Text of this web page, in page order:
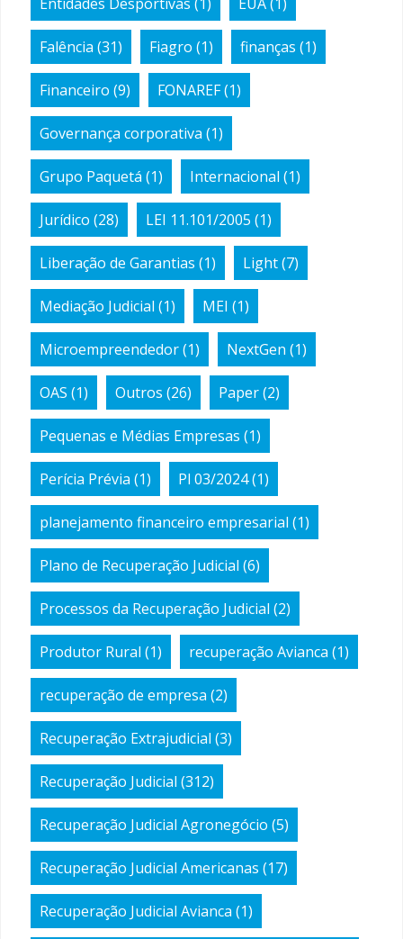
Falência (31) Fiagro (1) finanças (1)
Financeiro (9) FONAREF(1)
Governança corporativa (1)
Grupo Paquetá (1) Internacional (1)
Jurídico (28) LEI 11.101/2005 (1)
Liberação de Garantias (1) Light(7)
Mediação Judicial (1) MEI (1)
Microempreendedor(1) NextGen (1)
OAS (1) Outros (26) Paper(2)
Pequenas e Médias Empresas (1)
Perícia Prévia (1) Pl 03/2024(1)
planejamento financeiro empresarial (1)
Plano de Recuperação Judicial (6)
Processos da Recuperação Judicial (2)
Produtor Rural (1) recuperação Avianca (1)
recuperação de empresa (2)
Recuperação Extrajudicial (3)
Recuperação Judicial (312)
Recuperação Judicial Agronegócio (5)
Recuperação Judicial Americanas (17)
Recuperação Judicial Avianca (1)